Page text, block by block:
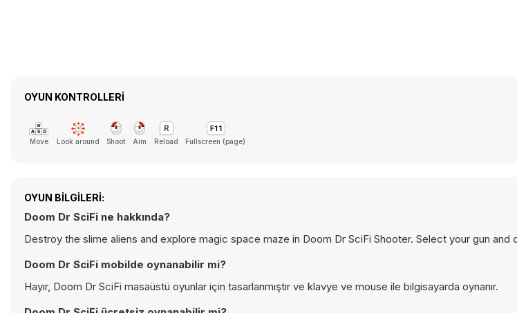
OYUN KONTROLLERI
Move Look around Shoot Aim Reload Fullscreen (page)
OYUN BILGILERI:
Doom Dr SciFi ne hakkında?
Destroy the slime aliens and explore magic space maze in Doom Dr SciFi Shooter. Select your gun and
Doom Dr SciFi mobilde oynanabilir mi?
Hayır, Doom Dr SciFi masaüstü oyunlar için tasarlanmıştır ve klavye ve mouse ile bilgisayarda oynanır.